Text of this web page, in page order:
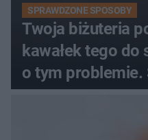
SPRAWDZONE SPOSOBY
Twoja biżuteria
kawałek tego
o tym problemie.
pociemniałą